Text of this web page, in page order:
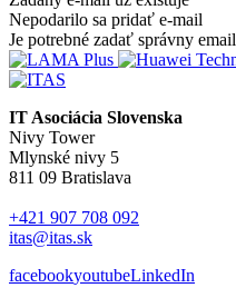
Nepodarilo sa pridať e-mail
Je potrebné zadať správny email
IT Asociácia Slovenska
Nivy Tower
Mlynské nivy 5
811 09 Bratislava
+421 907 708 092
itas@itas.sk
facebookyoutubeLinkedIn